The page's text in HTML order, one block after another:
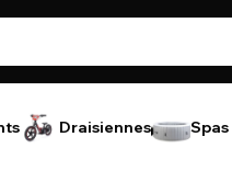
Draisiennes